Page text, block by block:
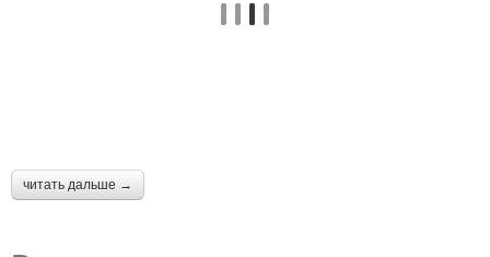
читать дальше →